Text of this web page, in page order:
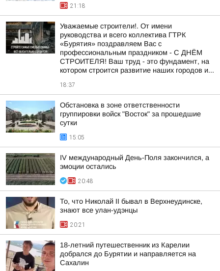
21:18
Уважаемые строители!. От имени
руководства и всего коллектива ГТРК
«Бурятия» поздравляем Вас с
профессиональным праздником - С ДНЁМ
СТРОИТЕЛЯ! Ваш труд - это фундамент, на
котором строится развитие наших городов и...
18:37
Обстановка в зоне ответственности
группировки войск "Восток" за прошедшие
сутки
15:05
IV международный День-Поля закончился, а
эмоции остались
20:48
То, что Николай II бывал в Верхнеудинске,
знают все улан-удэнцы
20:21
18-летний путешественник из Карелии
добрался до Бурятии и направляется на
Сахалин